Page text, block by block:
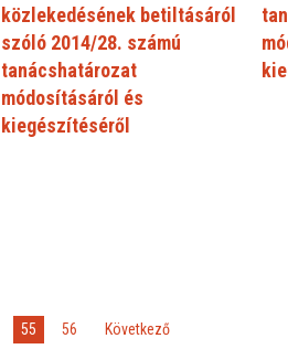
közlekedésének betiltásáról
szóló 2014/28. számú
tanácshatározat
módosításáról és
kiegészítéséről
55 56 Következő